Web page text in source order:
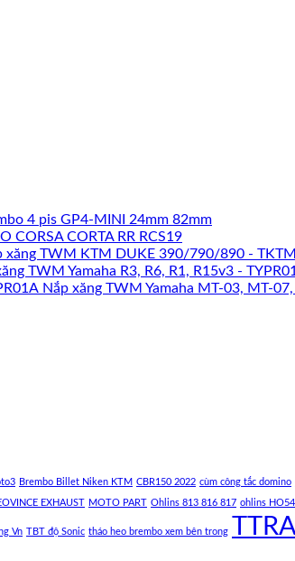
4 pis GP4-MINI 24mm 82mm
CORSA CORTA RR RCS19
xăng TWM KTM DUKE 390/790/890 -
TWM Yamaha R3, R6, R1, R15v3 -
Nắp xăng TWM Yamaha MT-03, MT-
Brembo Billet Niken KTM CBR150 2022 cùm công tắc domino
EXHAUST MOTO PART Ohlins 813 816 817 ohlins
Vn TBT độ Sonic tháo heo brembo xem bên trong